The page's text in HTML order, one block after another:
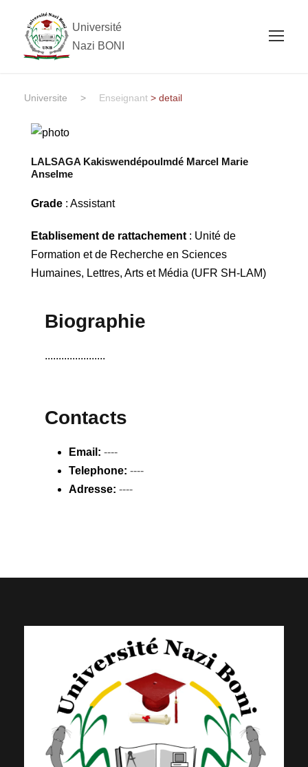
Université
Nazi BONI
Universite > Enseignant > detail
LALSAGA Kakiswendépoulmdé Marcel Marie
Anselme
Grade: Assistant
Etablisement de rattachement: Unité de
Formation et de Recherche en Sciences
Humaines, Lettres, Arts et Média (UFR SH-LAM)
Biographie
......................
Contacts
Email: ----
Telephone: ----
Adresse: ----